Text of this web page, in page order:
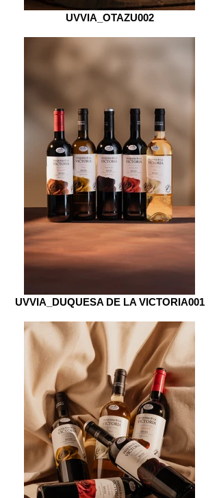
UVVIA_OTAZU002
UVVIA_DUQUESA DE LA VICTORIA001